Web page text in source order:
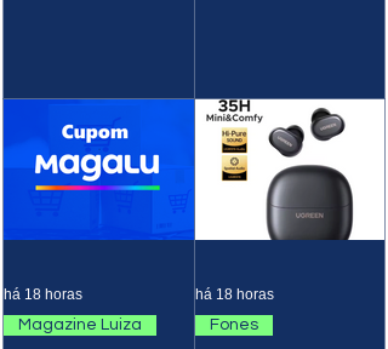
Magazine Luiza
há 18 horas
Fones
há 18 horas